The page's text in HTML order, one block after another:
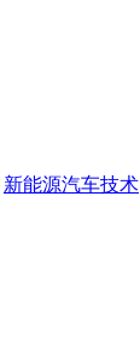
新能源汽车技术